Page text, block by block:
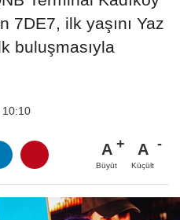
7DE7, ilk yaşını Yaz
buluşmasıyla
A
Büyüt
A
Küçült